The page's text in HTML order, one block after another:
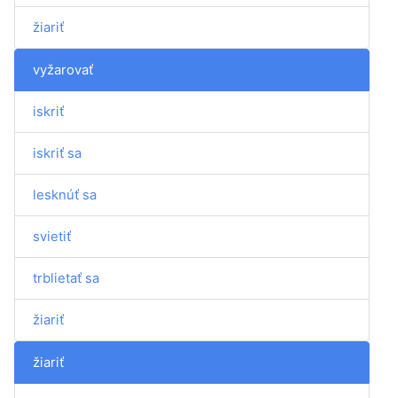
žiariť
vyžarovať
iskriť
iskriť sa
lesknúť sa
svietiť
trblietať sa
žiariť
žiariť